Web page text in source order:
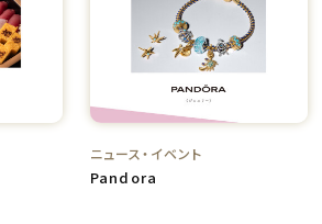
ニュース・イベント
Pandora